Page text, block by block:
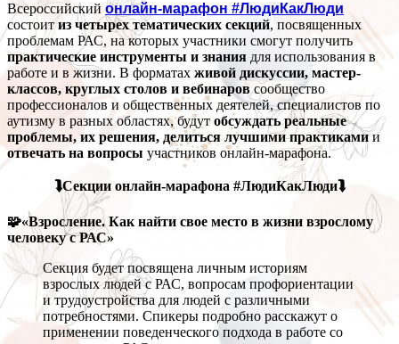
Всероссийский онлайн-марафон #ЛюдиКакЛюди
состоитиз четырех тематических секций, посвященных
проблемам РАС, на которых участники смогут получить
практические инструменты и знания для использования в
работе и в жизни. В форматах живой дискуссии, мастер-
классов, круглых столов и вебинаровсообщество
профессионалов и общественных деятелей, специалистов по
аутизму в разных областях, будутобсуждать реальные
проблемы, их решения, делиться лучшими практикамии
отвечать на вопросы участников онлайн-марафона.
⮯Секции онлайн-марафона #ЛюдиКакЛюди⮯
🧩«Взросление. Как найти свое место в жизни взрослому
человеку с РАС»
Секция будет посвящена личным историям
взрослых людей с РАС, вопросам профориентации
и трудоустройства для людей с различными
потребностями. Спикеры подробно расскажут о
применении поведенческого подхода в работе со